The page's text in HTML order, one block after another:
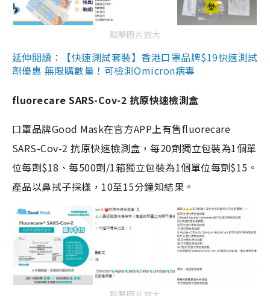
點擊圖片放大
延伸閱讀：【快速測試套裝】香港口罩品牌$19快速測試
劑優惠 無限購數量！可檢測Omicron病毒
fluorecare SARS-Cov-2 抗原快速檢測盒
口罩品牌Good Mask在官方APP上有售fluorecare
SARS-Cov-2 抗原快速檢測盒，每20劑獨立包裝為1個單
位每劑$18、每500劑/1箱獨立包裝為1個單位每劑$15。
產品以鼻拭子採樣，10至15分鐘知結果。